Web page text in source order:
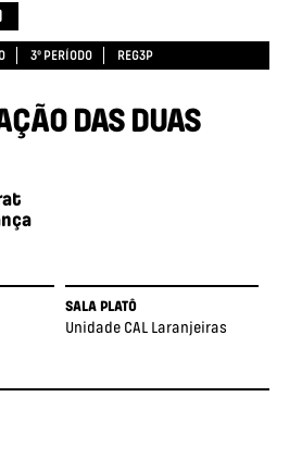
3º PERÍODO REG3P
DAS DUAS
SALA PLATÔ
Unidade CAL Laranjeiras